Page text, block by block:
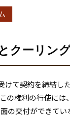
クーリン
けて契約を締結し
の権利の行使に
の交付ができて